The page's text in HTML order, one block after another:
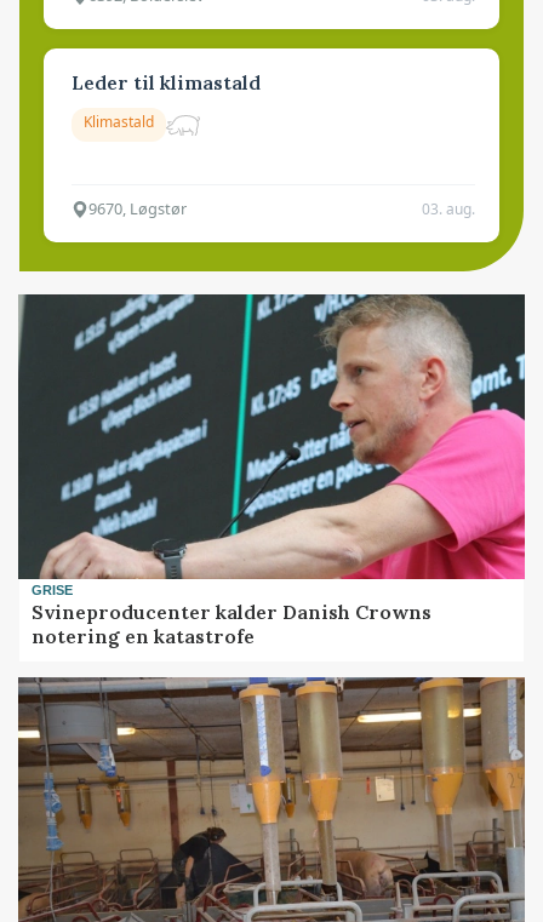
Leder til klimastald
Klimastald
9670, Løgstør 03. aug.
GRISE
Svineproducenter kalder Danish Crowns
notering en katastrofe